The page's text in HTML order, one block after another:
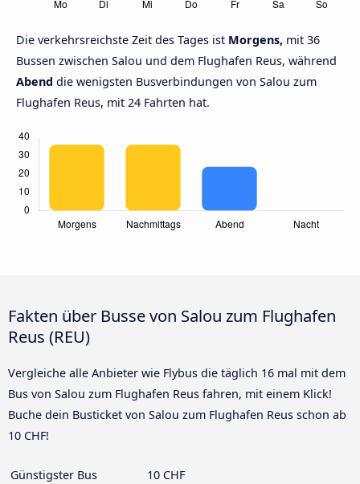
Die verkehrsreichste Zeit des Tages ist Morgens, mit 36
Bussen zwischen Salou und dem Flughafen Reus, während
Abend die wenigsten Busverbindungen von Salou zum
Flughafen Reus, mit 24 Fahrten hat.
Fakten über Busse von Salou zum Flughafen
Reus (REU)
Vergleiche alle Anbieter wie Flybus die täglich 16 mal mit dem
Bus von Salou zum Flughafen Reus fahren, mit einem Klick!
Buche dein Busticket von Salou zum Flughafen Reus schon ab
10 CHF!
Günstigster Bus
10 CHF